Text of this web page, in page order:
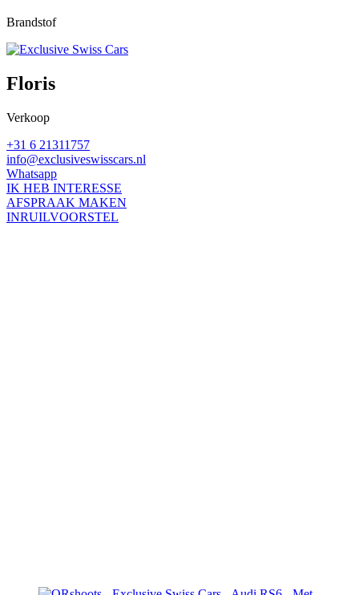
Brandstof
Floris
Verkoop
+31 6 21311757
info@exclusiveswisscars.nl
Whatsapp
IK HEB INTERESSE
AFSPRAAK MAKEN
INRUILVOORSTEL